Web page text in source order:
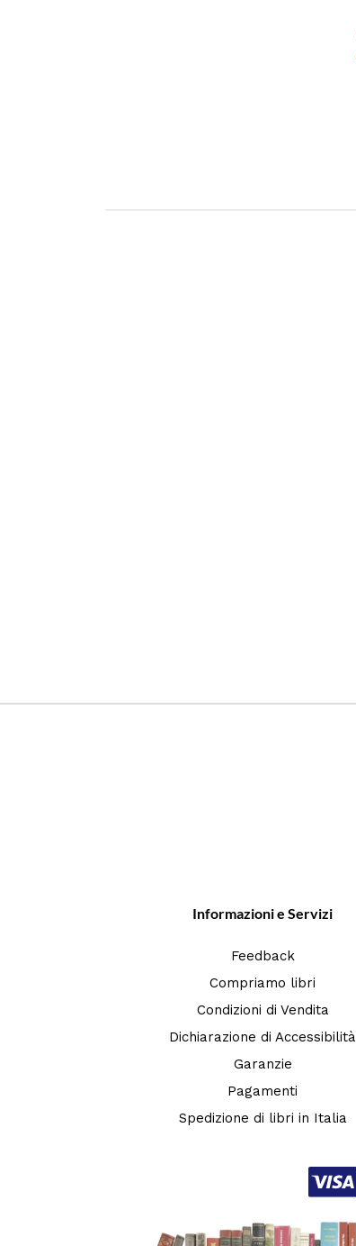
Informazioni e Servizi
Feedback
Compriamo libri
Condizioni di Vendita
Dichiarazione di Accessibilità
Garanzie
Pagamenti
Spedizione di libri in Italia